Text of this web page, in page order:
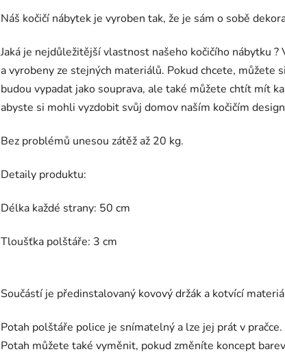
Náš kočičí nábytek je vyroben tak, že je sám o sobě
Jaká je nejdůležitější vlastnost našeho kočičího nábytku
a vyrobeny ze stejných materiálů. Pokud chcete,
budou vypadat jako souprava, ale také můžete chtít mít
abyste si mohli vyzdobit svůj domov naším kočičím
Bez problémů unesou zátěž až 20 kg.
Detaily produktu:
Délka každé strany: 50 cm
Tloušťka polštáře: 3 cm
Součástí je předinstalovaný kovový držák a kotvící
Potah polštáře police je snímatelný a lze jej prát v
Potah můžete také vyměnit, pokud změníte koncept